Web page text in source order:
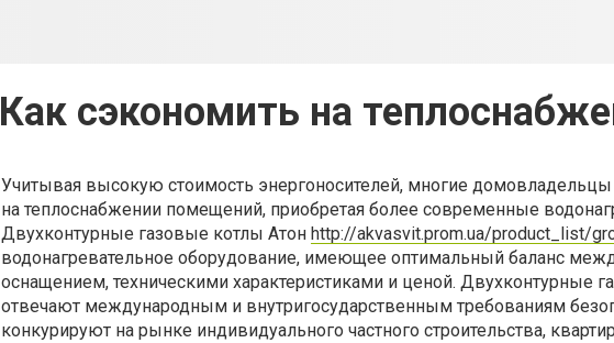
Как сэкономить на
Учитывая высокую стоимость энергоносителей, многие
на теплоснабжении помещений, приобретая более современные
Двухконтурные газовые котлы Атон http://akvasvit.prom.ua/product_list/
водонагревательное оборудование, имеющее оптимальный баланс
оснащением, техническими характеристиками и ценой. Двухконтурные
отвечают международным и внутригосударственным требованиям
конкурируют на рынке индивидуального частного строительства,